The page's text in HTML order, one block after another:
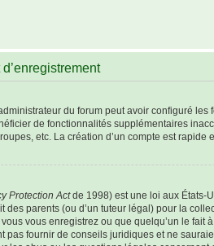
du forum peut avoir configuré
de fonctionnalités supplémentaires
etc. La création d’un compte est rapide
Protection Actde 1998) est une loi aux États-
parents (ou d’un tuteur légal) pour la
vous enregistrez ou que quelqu’un le
pas fournir de conseils juridiques et ne